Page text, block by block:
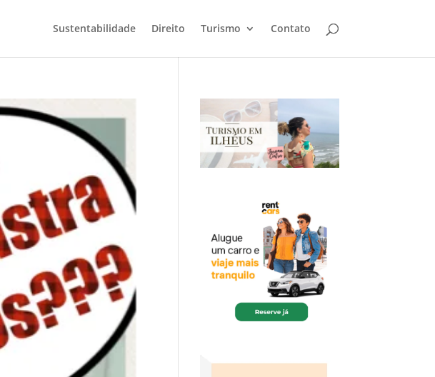
Sustentabilidade Direito Turismo Contato